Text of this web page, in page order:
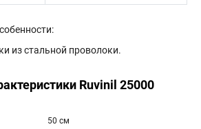
из стальной проволоки.
Ruvinil 25000
50 см